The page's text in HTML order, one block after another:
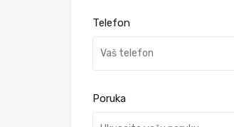
Telefon
Poruka